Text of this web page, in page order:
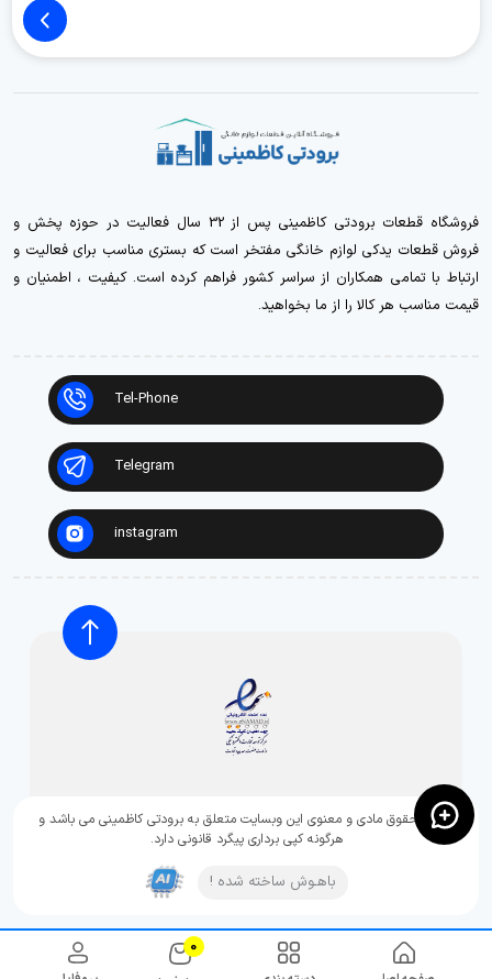
0
فروشگاه قطعات برودتی کاظمینی پس از 32 سال فعالیت در حوزه پخش و
فروش قطعات یدکی لوازم خانگی مفتخر است که بستری مناسب برای فعالیت و
ارتباط با تمامی همکاران از سراسر کشور فراهم کرده است. کیفیت ، اطمنیان و
قیمت مناسب هر کالا را از ما بخواهید.
Tel-Phone
Telegram
instagram
تمامی حقوق مادی و معنوی این وبسایت متعلق به برودتی کاظمینی می باشد و
هرگونه کپی برداری پیگرد قانونی دارد.
باهـوش ساخته شده !